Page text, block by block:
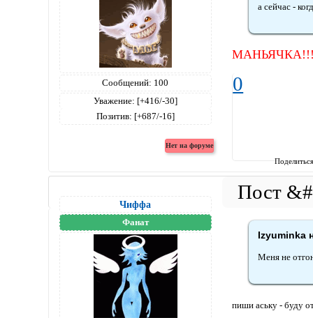
Сообщений: 100
Уважение: [+416/-30]
Позитив: [+687/-16]
а сейчас -
0
Чиффа
Фанат
Izyuminka
Меня не
пиши аську - буду